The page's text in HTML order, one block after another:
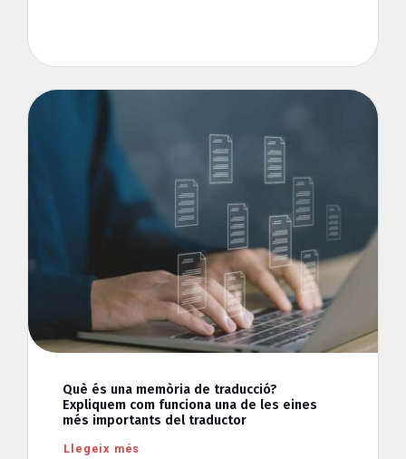
Què és una memòria de traducció?
Expliquem com funciona una de les eines
més importants del traductor
Llegeix més